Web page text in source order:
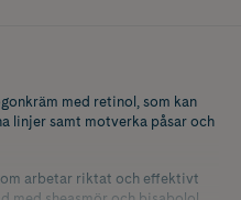
med retinol, som kan
linjer samt motverka påsar och
arbetar riktat och effektivt